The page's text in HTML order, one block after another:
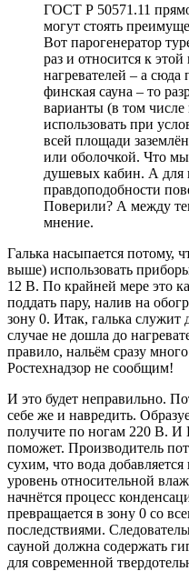
ГОСТ Р 50571.11
могут стоять
Вот парогенератор
раз и относится к этой
нагревателей – а
финская сауна – то
варианты (в том
использовать при
всей площади
или оболочкой. Что
душевых кабин. А для
правдоподобности
Поверили? А между
мнение.
Галька насыпается потому,
выше) использовать
12 В. По крайней мере это
поддать пару, налив на
зону 0. Итак, галька служит
случае не дошла до
правило, нальём сразу
Ростехнадзор не сообщим!
И это будет неправильно.
себе же и навредить.
получите по ногам 220 В.
поможет. Производитель
сухим, что вода
уровень относительной
начнётся процесс
превращается в зону 0 со
последствиями.
сауной должна содержать
для современной